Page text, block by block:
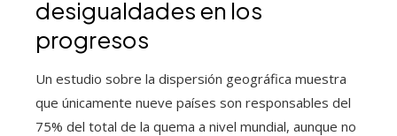
desigualdades en los
progresos
Un estudio sobre la dispersión geográfica muestra
que únicamente nueve países son responsables del
75% del total de la quema a nivel mundial, aunque no